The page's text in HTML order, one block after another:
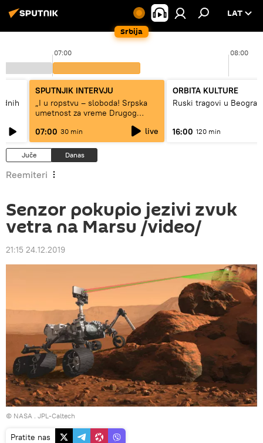
Srbija
LAT
07:00 08:00
SPUTNJIK INTERVJU
„I u ropstvu – sloboda! Srpska
umetnost za vreme Drugog
07:00 30 min live
ORBITA KULTURE
Ruski tragovi u
16:00 120 min
Juče Danas
Reemiteri
Senzor pokupio jezivi zvuk
vetra na Marsu /video/
21:15 24.12.2019
© NASA . JPL-Caltech
Pratite nas